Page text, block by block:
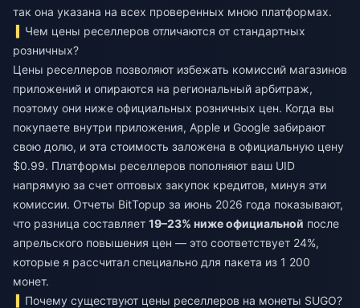
так она указана на всех проверенных мною платформах.
Чем цены реселлеров отличаются от стандартных
розничных?
Цены реселлеров позволяют избежать комиссий магазинов
приложений и опираются на региональный арбитраж,
поэтому они ниже официальных розничных цен. Когда вы
покупаете внутри приложения, Apple и Google забирают
свою долю, и эта стоимость заложена в официальную цену
$0.99. Платформы реселлеров пополняют ваш UID
напрямую за счет оптовых закупок кредитов, минуя эти
комиссии. Отчеты BitTopup за июнь 2026 года показывают,
что разница составляет 19–23% ниже официальной после
апрельского повышения цен — это соответствует 24%,
которые я рассчитал специально для пакета из 1 200
монет.
Почему существуют цены реселлеров на монеты SUGO?